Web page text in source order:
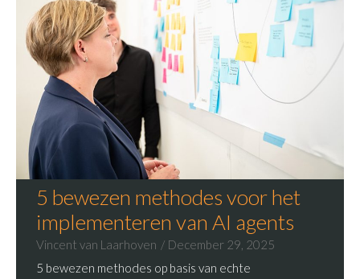
5 bewezen methodes voor het
implementeren van AI agents
Vincent van Laarhoven
December 29, 2025
5 bewezen methodes op basis van echte